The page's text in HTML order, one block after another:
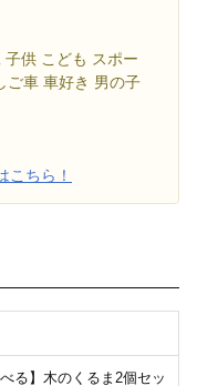
供 こども スポー
ご車 車好き 男の子
こちら！
る】木のくるま2個セッ